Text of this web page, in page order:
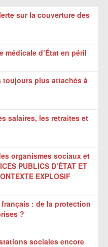
sur la couverture des
médicale d’État en péril
toujours plus attachés à
salaires, les retraites et
organismes sociaux et
PUBLICS D’ÉTAT ET
EXPLOSIF
: de la protection
?
sociales encore